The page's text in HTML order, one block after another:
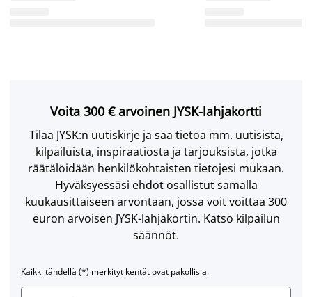
Voita 300 € arvoinen JYSK-lahjakortti
Tilaa JYSK:n uutiskirje ja saa tietoa mm. uutisista,
kilpailuista, inspiraatiosta ja tarjouksista, jotka
räätälöidään henkilökohtaisten tietojesi mukaan.
Hyväksyessäsi ehdot osallistut samalla
kuukausittaiseen arvontaan, jossa voit voittaa 300
euron arvoisen JYSK-lahjakortin. Katso kilpailun
säännöt.
Kaikki tähdellä (*) merkityt kentät ovat pakollisia.